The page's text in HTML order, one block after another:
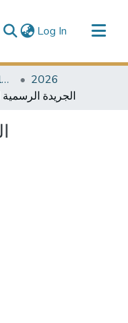
Log In (current)
Official Gazette and Supplement
2026
الجريدة الرسمية